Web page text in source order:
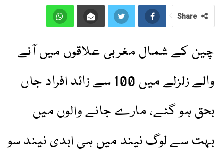
Share
چین کے شمال مغربی علاقوں میں آنے
والے زلزلے میں 100 سے زائد افراد جاں
بحق ہو گئے، مارے جانے والوں میں
بہت سے لوگ نیند میں ہی ابدی نیند سو